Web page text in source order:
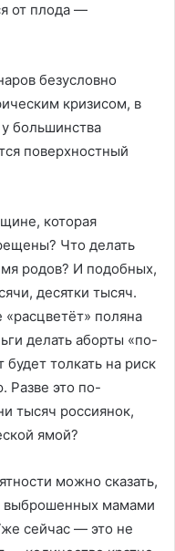
от плода —
безусловно
кризисом, в
большинства
поверхностный
которая
Что делать
родов? И подобных,
десятки тысяч.
поляна
делать аборты «по-
толкать на риск
Разве это по-
тысяч россиянок,
ямой?
можно сказать,
выброшенных мамами
сейчас — это не